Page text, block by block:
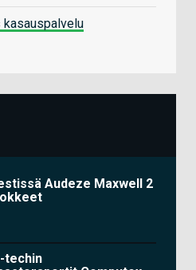
Audeze Maxwell 2
techin